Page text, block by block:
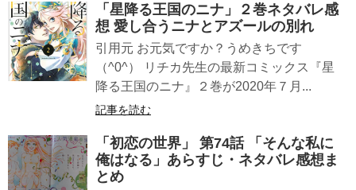
「星降る王国のニナ」２巻ネタバレ感
想 愛し合うニナとアズールの別れ
引用元 お元気ですか？うめきちです
（^0^） リチカ先生の最新コミックス『星
降る王国のニナ』２巻が2020年７月...
記事を読む
「初恋の世界」 第74話 「そんな私に
俺はなる」あらすじ・ネタバレ感想ま
とめ